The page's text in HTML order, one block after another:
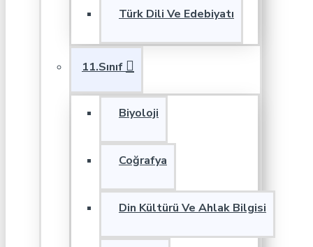
Türk Dili Ve Edebiyatı
11.Sınıf
Biyoloji
Coğrafya
Din Kültürü Ve Ahlak Bilgisi